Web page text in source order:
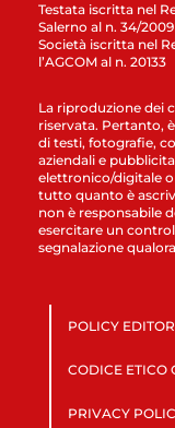
Testata iscritta nel
Salerno al n. 34/2009
Società iscritta nel
l’AGCOM al n. 20133
La riproduzione dei
riservata. Pertanto,
di testi, fotografie,
aziendali e
elettronico/digitale
tutto quanto è
non è responsabile
esercitare un
segnalazione
POLICY
CODICE ETICO
PRIVACY